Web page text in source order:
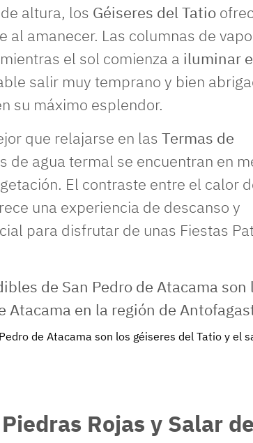
altura, los Géiseres del Tatio
amanecer. Las columnas de
el sol comienza a iluminar
salir muy temprano y bien
su máximo esplendor.
que relajarse en las Termas de
de agua termal se encuentran en
El contraste entre el calor
una experiencia de descanso y
para disfrutar de unas Fiestas
de Atacama son los géiseres del Tatio y el
Rojas y Salar de